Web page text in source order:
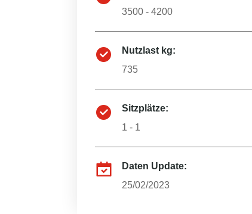
3500 - 4200
Nutzlast kg:
735
Sitzplätze:
1 - 1
Daten Update:
25/02/2023